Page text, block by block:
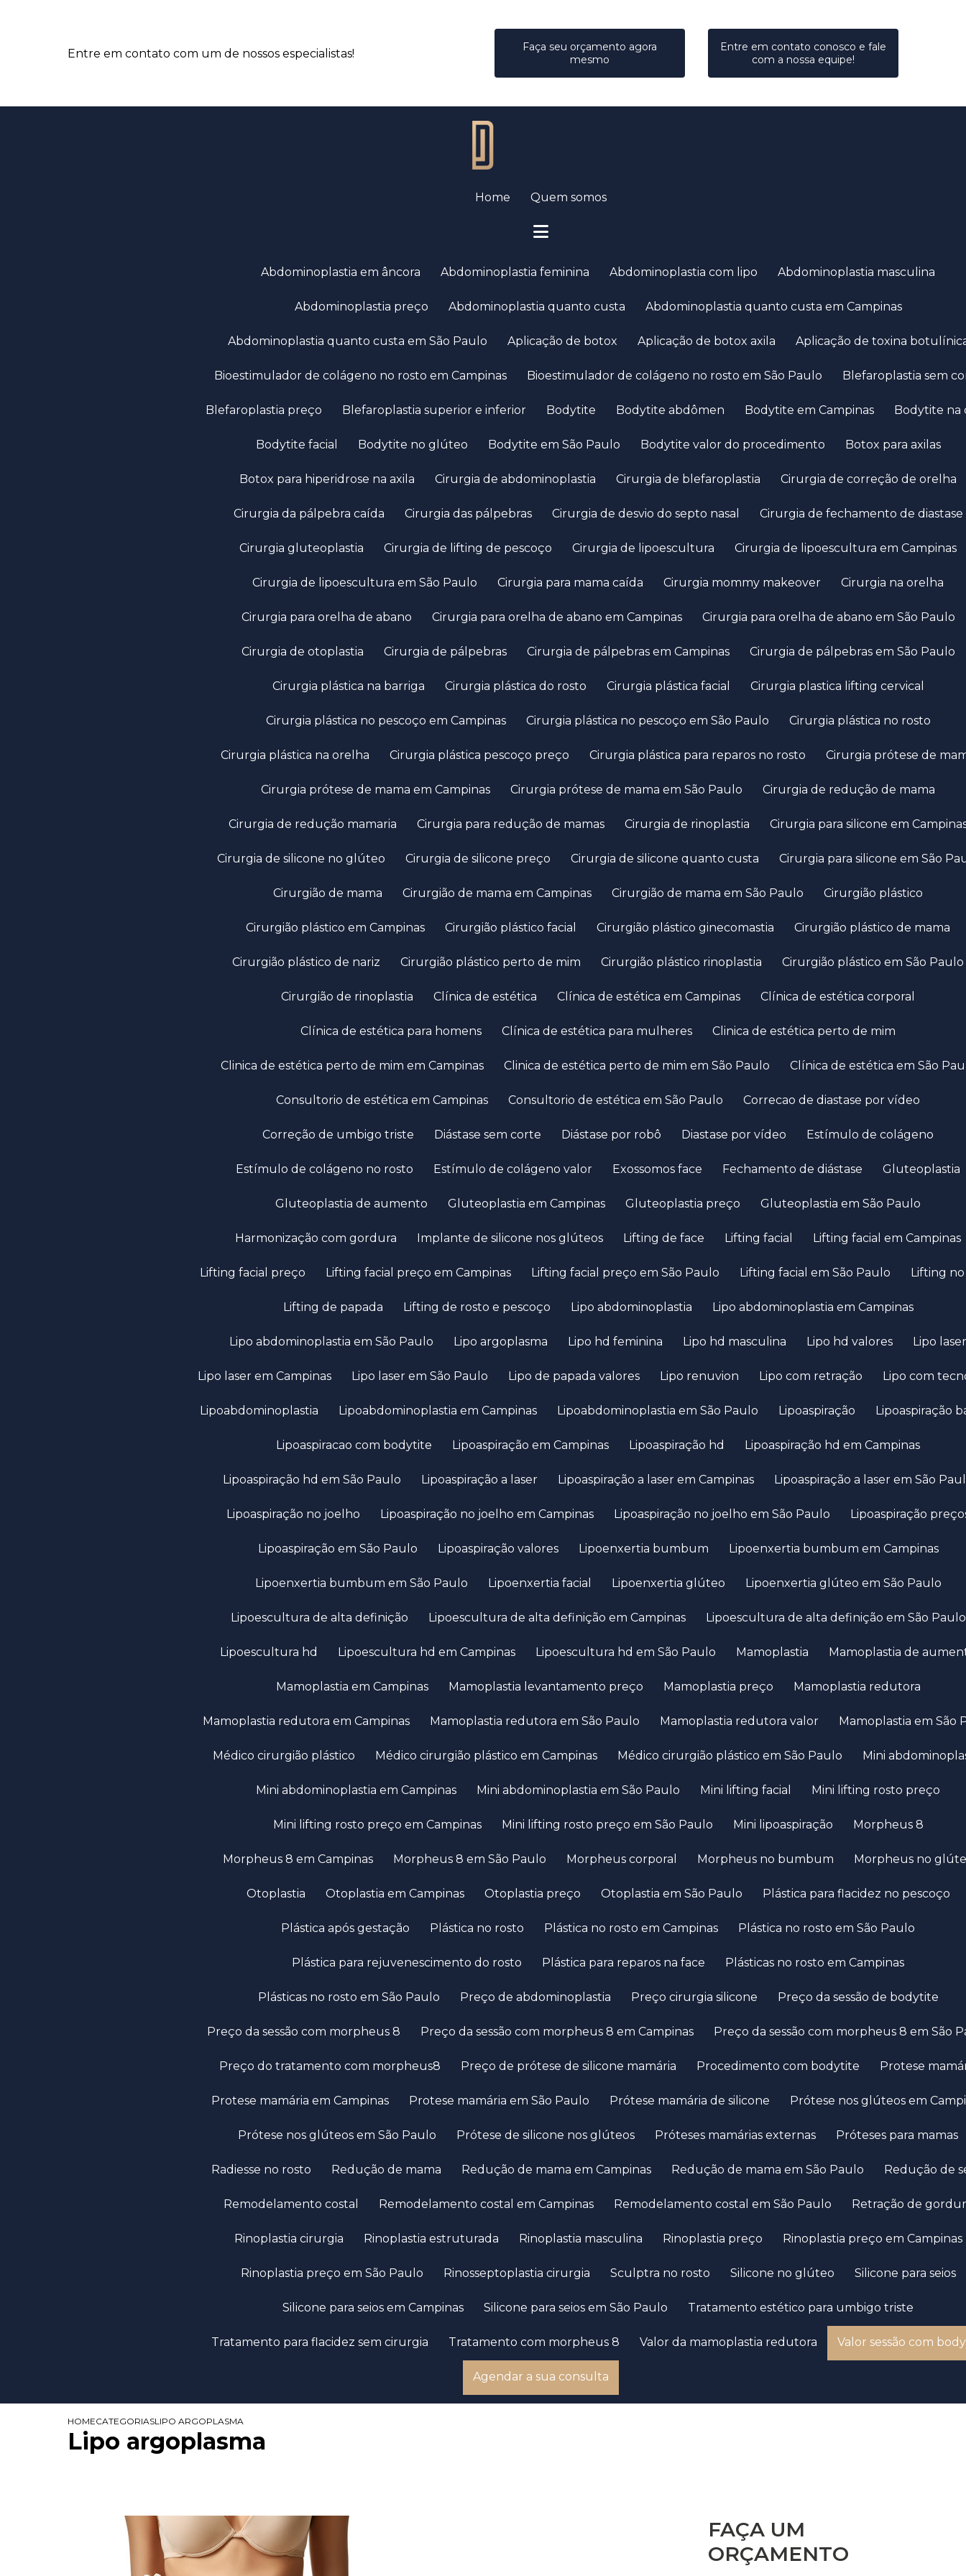
Entre em contato com um de nossos especialistas!
Faça seu orçamento agora
mesmo
Entre em contato conosco e fale
com a nossa equipe!
Home Quem somos
Abdominoplastia em âncora Abdominoplastia feminina Abdominoplastia com lipo Abdominoplastia masculina
Abdominoplastia preço Abdominoplastia quanto custa Abdominoplastia quanto custa em Campinas
Abdominoplastia quanto custa em São Paulo Aplicação de botox Aplicação de botox axila Aplicação de toxina
Bioestimulador de colágeno no rosto em Campinas Bioestimulador de colágeno no rosto em São Paulo Blefaroplastia sem
Blefaroplastia preço Blefaroplastia superior e inferior Bodytite Bodytite abdômen Bodytite em Campinas Bodytite na
Bodytite facial Bodytite no glúteo Bodytite em São Paulo Bodytite valor do procedimento Botox para axilas
Botox para hiperidrose na axila Cirurgia de abdominoplastia Cirurgia de blefaroplastia Cirurgia de correção de orelha
Cirurgia da pálpebra caída Cirurgia das pálpebras Cirurgia de desvio do septo nasal Cirurgia de fechamento de diastase
Cirurgia gluteoplastia Cirurgia de lifting de pescoço Cirurgia de lipoescultura Cirurgia de lipoescultura em Campinas
Cirurgia de lipoescultura em São Paulo Cirurgia para mama caída Cirurgia mommy makeover Cirurgia na orelha
Cirurgia para orelha de abano Cirurgia para orelha de abano em Campinas Cirurgia para orelha de abano em São Paulo
Cirurgia de otoplastia Cirurgia de pálpebras Cirurgia de pálpebras em Campinas Cirurgia de pálpebras em São Paulo
Cirurgia plástica na barriga Cirurgia plástica do rosto Cirurgia plástica facial Cirurgia plastica lifting cervical
Cirurgia plástica no pescoço em Campinas Cirurgia plástica no pescoço em São Paulo Cirurgia plástica no rosto
Cirurgia plástica na orelha Cirurgia plástica pescoço preço Cirurgia plástica para reparos no rosto Cirurgia prótese de
Cirurgia prótese de mama em Campinas Cirurgia prótese de mama em São Paulo Cirurgia de redução de mama
Cirurgia de redução mamaria Cirurgia para redução de mamas Cirurgia de rinoplastia Cirurgia para silicone em
Cirurgia de silicone no glúteo Cirurgia de silicone preço Cirurgia de silicone quanto custa Cirurgia para silicone em São
Cirurgião de mama Cirurgião de mama em Campinas Cirurgião de mama em São Paulo Cirurgião plástico
Cirurgião plástico em Campinas Cirurgião plástico facial Cirurgião plástico ginecomastia Cirurgião plástico de mama
Cirurgião plástico de nariz Cirurgião plástico perto de mim Cirurgião plástico rinoplastia Cirurgião plástico em São Paulo
Cirurgião de rinoplastia Clínica de estética Clínica de estética em Campinas Clínica de estética corporal
Clínica de estética para homens Clínica de estética para mulheres Clinica de estética perto de mim
Clinica de estética perto de mim em Campinas Clinica de estética perto de mim em São Paulo Clínica de estética em São
Consultorio de estética em Campinas Consultorio de estética em São Paulo Correcao de diastase por vídeo
Correção de umbigo triste Diástase sem corte Diástase por robô Diastase por vídeo Estímulo de colágeno
Estímulo de colágeno no rosto Estímulo de colágeno valor Exossomos face Fechamento de diástase Gluteoplastia
Gluteoplastia de aumento Gluteoplastia em Campinas Gluteoplastia preço Gluteoplastia em São Paulo
Harmonização com gordura Implante de silicone nos glúteos Lifting de face Lifting facial Lifting facial em Campinas
Lifting facial preço Lifting facial preço em Campinas Lifting facial preço em São Paulo Lifting facial em São Paulo Lifting
Lifting de papada Lifting de rosto e pescoço Lipo abdominoplastia Lipo abdominoplastia em Campinas
Lipo abdominoplastia em São Paulo Lipo argoplasma Lipo hd feminina Lipo hd masculina Lipo hd valores Lipo laser
Lipo laser em Campinas Lipo laser em São Paulo Lipo de papada valores Lipo renuvion Lipo com retração Lipo com
Lipoabdominoplastia Lipoabdominoplastia em Campinas Lipoabdominoplastia em São Paulo Lipoaspiração Lipoaspiração
Lipoaspiracao com bodytite Lipoaspiração em Campinas Lipoaspiração hd Lipoaspiração hd em Campinas
Lipoaspiração hd em São Paulo Lipoaspiração a laser Lipoaspiração a laser em Campinas Lipoaspiração a laser em São
Lipoaspiração no joelho Lipoaspiração no joelho em Campinas Lipoaspiração no joelho em São Paulo Lipoaspiração
Lipoaspiração em São Paulo Lipoaspiração valores Lipoenxertia bumbum Lipoenxertia bumbum em Campinas
Lipoenxertia bumbum em São Paulo Lipoenxertia facial Lipoenxertia glúteo Lipoenxertia glúteo em São Paulo
Lipoescultura de alta definição Lipoescultura de alta definição em Campinas Lipoescultura de alta definição em São Paulo
Lipoescultura hd Lipoescultura hd em Campinas Lipoescultura hd em São Paulo Mamoplastia Mamoplastia de
Mamoplastia em Campinas Mamoplastia levantamento preço Mamoplastia preço Mamoplastia redutora
Mamoplastia redutora em Campinas Mamoplastia redutora em São Paulo Mamoplastia redutora valor Mamoplastia em São
Médico cirurgião plástico Médico cirurgião plástico em Campinas Médico cirurgião plástico em São Paulo Mini
Mini abdominoplastia em Campinas Mini abdominoplastia em São Paulo Mini lifting facial Mini lifting rosto preço
Mini lifting rosto preço em Campinas Mini lifting rosto preço em São Paulo Mini lipoaspiração Morpheus 8
Morpheus 8 em Campinas Morpheus 8 em São Paulo Morpheus corporal Morpheus no bumbum Morpheus no
Otoplastia Otoplastia em Campinas Otoplastia preço Otoplastia em São Paulo Plástica para flacidez no pescoço
Plástica após gestação Plástica no rosto Plástica no rosto em Campinas Plástica no rosto em São Paulo
Plástica para rejuvenescimento do rosto Plástica para reparos na face Plásticas no rosto em Campinas
Plásticas no rosto em São Paulo Preço de abdominoplastia Preço cirurgia silicone Preço da sessão de bodytite
Preço da sessão com morpheus 8 Preço da sessão com morpheus 8 em Campinas Preço da sessão com morpheus 8 em São
Preço do tratamento com morpheus8 Preço de prótese de silicone mamária Procedimento com bodytite Protese
Protese mamária em Campinas Protese mamária em São Paulo Prótese mamária de silicone Prótese nos glúteos em
Prótese nos glúteos em São Paulo Prótese de silicone nos glúteos Próteses mamárias externas Próteses para mamas
Radiesse no rosto Redução de mama Redução de mama em Campinas Redução de mama em São Paulo Redução de
Remodelamento costal Remodelamento costal em Campinas Remodelamento costal em São Paulo Retração de
Rinoplastia cirurgia Rinoplastia estruturada Rinoplastia masculina Rinoplastia preço Rinoplastia preço em Campinas
Rinoplastia preço em São Paulo Rinosseptoplastia cirurgia Sculptra no rosto Silicone no glúteo Silicone para seios
Silicone para seios em Campinas Silicone para seios em São Paulo Tratamento estético para umbigo triste
Tratamento para flacidez sem cirurgia Tratamento com morpheus 8 Valor da mamoplastia redutora Valor sessão com
Agendar a sua consulta
HOMECATEGORIASLIPO ARGOPLASMA
Lipo argoplasma
FAÇA UM
ORÇAMENTO